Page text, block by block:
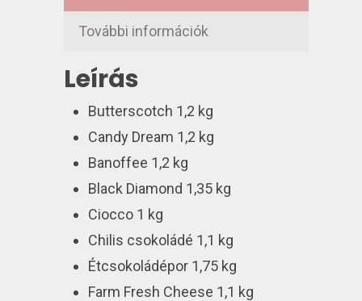
További információk
Leírás
Butterscotch 1,2 kg
Candy Dream 1,2 kg
Banoffee 1,2 kg
Black Diamond 1,35 kg
Ciocco 1 kg
Chilis csokoládé 1,1 kg
Étcsokoládépor 1,75 kg
Farm Fresh Cheese 1,1 kg